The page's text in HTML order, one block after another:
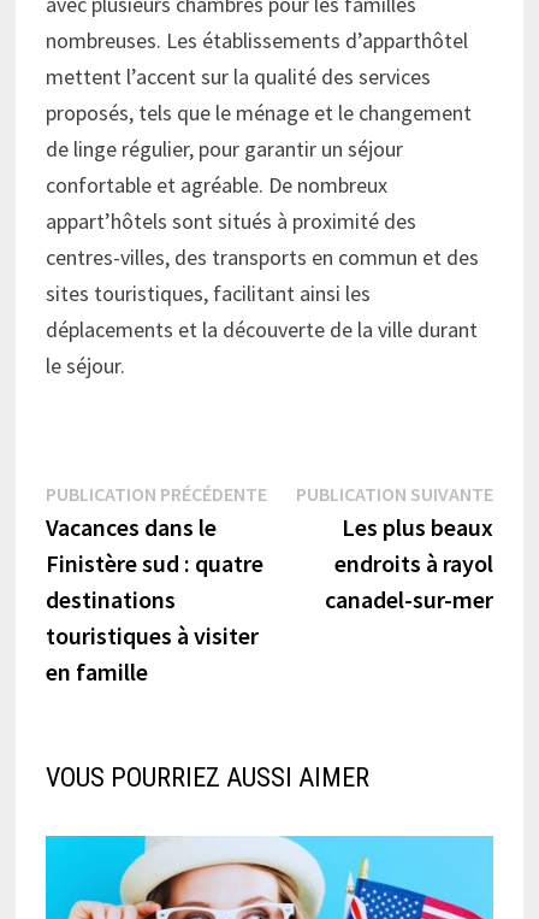
nombreuses. Les établissements d’apparthôtel
mettent l’accent sur la qualité des services
proposés, tels que le ménage et le changement
de linge régulier, pour garantir un séjour
confortable et agréable. De nombreux
appart’hôtels sont situés à proximité des
centres-villes, des transports en commun et des
sites touristiques, facilitant ainsi les
déplacements et la découverte de la ville durant
le séjour.
Navigation
de
l’article
PUBLICATION PRÉCÉDENTEPublication
précédente :
Vacances dans le
Finistère sud : quatre
destinations
touristiques à visiter
en famille
PUBLICATION SUIVANTE
Les plus beaux
endroits à rayol
canadel-sur-mer
VOUS POURRIEZ AUSSI AIMER